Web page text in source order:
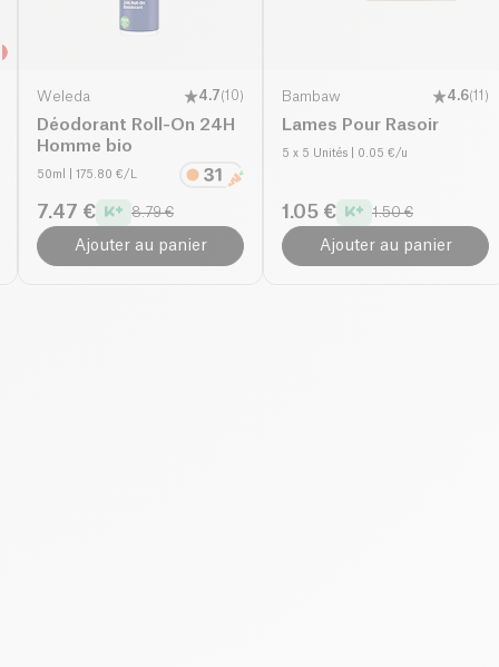
Weleda 4.7(10)
Déodorant Roll-On 24H
Homme bio
50ml | 175.80 €/L
7.47 € 8.79 €
Ajouter au panier
Bambaw 4.6(11 )
Lames Pour Rasoir
5 x 5 Unités | 0.05 €/u
1.05 € 1.50 €
Ajouter au panier